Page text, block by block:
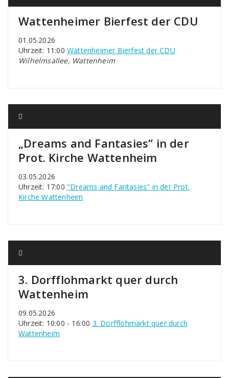
Wattenheimer Bierfest der CDU
01.05.2026
Uhrzeit: 11:00 Wattenheimer Bierfest der CDU
Wilhelmsallee, Wattenheim
„Dreams and Fantasies“ in der
Prot. Kirche Wattenheim
03.05.2026
Uhrzeit: 17:00 "Dreams and Fantasies" in der Prot.
Kirche Wattenheim
3. Dorfflohmarkt quer durch
Wattenheim
09.05.2026
Uhrzeit: 10:00 - 16:00 3. Dorfflohmarkt quer durch
Wattenheim